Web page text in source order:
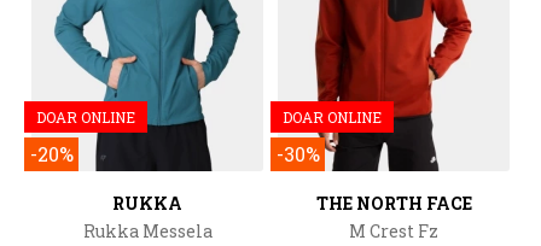
DOAR ONLINE
-20%
RUKKA
Rukka Messela
DOAR ONLINE
-30%
THE NORTH FACE
M Crest Fz